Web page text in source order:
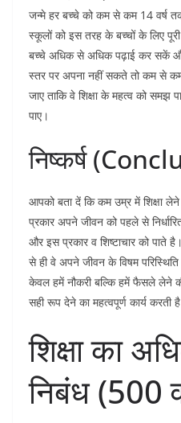
जन्मे हर बच्चे को कम से कम 14 वर्ष
स्कूलों को इस तरह के बच्चों के लिए
बच्चे अधिक से अधिक पढ़ाई कर सकें
स्तर पर अपना नहीं सकते तो कम से
जाए ताकि वे शिक्षा के महत्व को समझ
पाए।
निष्कर्ष
आपको बता दें कि कम उम्र में शिक्षा
प्रकार अपने जीवन को पहले से
और इस प्रकार व शिष्टाचार को पाते
से ही वे अपने जीवन के विषम
केवल हमें नौकरी बल्कि हमें फैसले लेने
सही रूप देने का महत्वपूर्ण कार्य करती
शिक्षा का
निबंध (500